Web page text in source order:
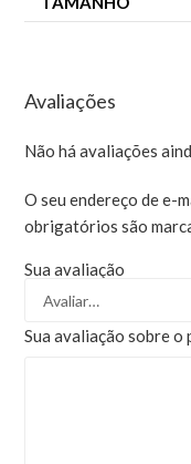
Avaliações
Não há avaliações
O seu endereço de e-
obrigatórios são
Sua avaliação
Sua avaliação sobre o